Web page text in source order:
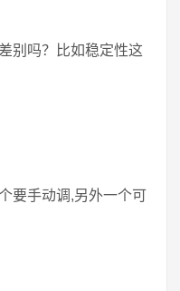
别吗？比如稳定性这
要手动调,另外一个可